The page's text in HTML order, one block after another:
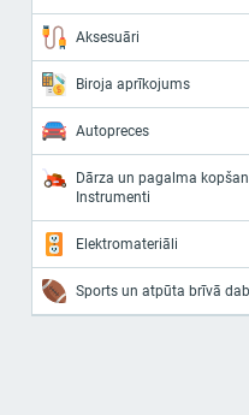
Aksesuāri
Biroja aprīkojums
Autopreces
Dārza un pagalma
Instrumenti
Elektromateriāli
Sports un atpūta brīvā